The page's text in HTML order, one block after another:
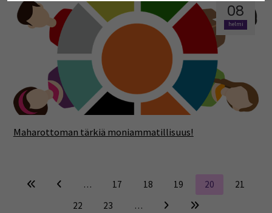
08
helmi
Maharottoman tärkiä moniammatillisuus!
… 17 18 19 20
21
22
23 …